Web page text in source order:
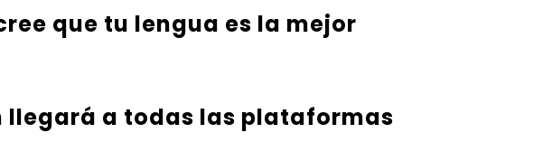
que tu lengua es la mejor
llegará a todas las plataformas